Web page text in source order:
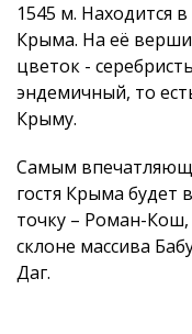
1545 м. Находится
Крыма. На её
цветок -
эндемичный, то
Крыму.
Самым
гостя Крыма будет
точку – Роман-
склоне массива
Даг.